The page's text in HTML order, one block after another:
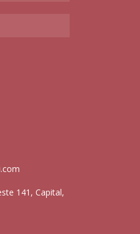
141, Capital,